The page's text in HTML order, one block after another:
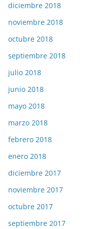
diciembre 2018
noviembre 2018
octubre 2018
septiembre 2018
julio 2018
junio 2018
mayo 2018
marzo 2018
febrero 2018
enero 2018
diciembre 2017
noviembre 2017
octubre 2017
septiembre 2017